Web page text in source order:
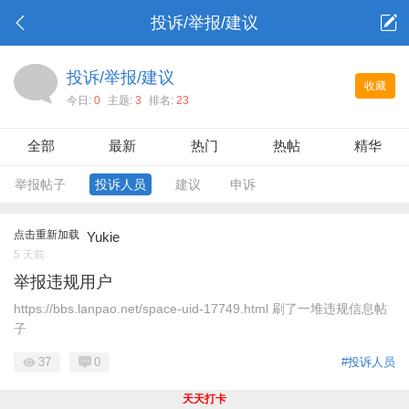
投诉/举报/建议
收藏
投诉/举报/建议
今日: 0 主题: 3 排名: 23
全部 最新 热门 热帖 精华
举报帖子 投诉人员 建议 申诉
点击重新加载 Yukie
5 天前
举报违规用户
https://bbs.lanpao.net/space-uid-17749.html 刷了一堆违规信息帖
子
#投诉人员
37 0
天天打卡